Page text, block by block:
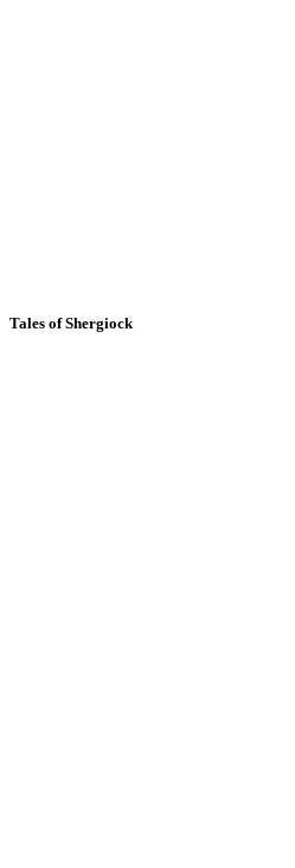
Tales of Shergiock